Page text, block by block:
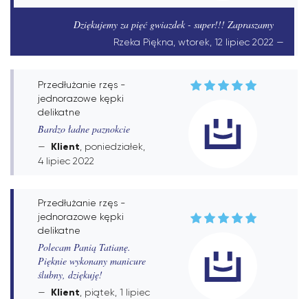
Dziękujemy za pięć gwiazdek - super!!! Zapraszamy
Rzeka Piękna, wtorek, 12 lipiec 2022
Przedłużanie rzęs -
jednorazowe kępki
delikatne
Bardzo ładne paznokcie
Klient , poniedziałek,
4 lipiec 2022
Przedłużanie rzęs -
jednorazowe kępki
delikatne
Polecam Panią Tatianę.
Pięknie wykonany manicure
ślubny, dziękuję!
Klient , piątek, 1 lipiec